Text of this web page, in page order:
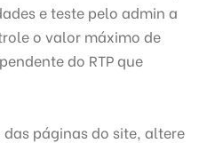
e teste pelo admin a
o valor máximo de
do RTP que
páginas do site, altere